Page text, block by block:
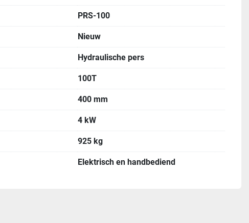
PRS-100
Nieuw
Hydraulische pers
100T
400 mm
4 kW
925 kg
Elektrisch en handbediend